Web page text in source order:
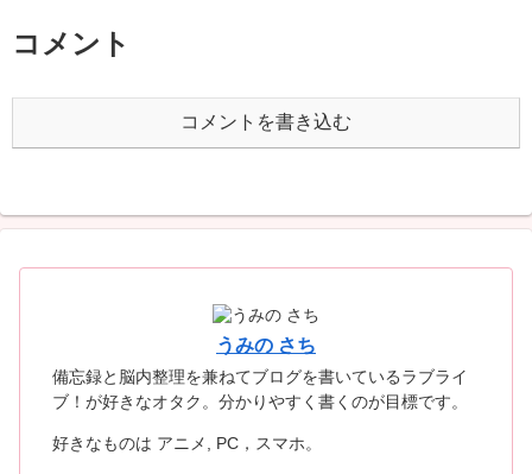
コメント
コメントを書き込む
うみの さち
備忘録と脳内整理を兼ねてブログを書いているラブライ
ブ！が好きなオタク。分かりやすく書くのが目標です。
好きなものは アニメ, PC，スマホ。